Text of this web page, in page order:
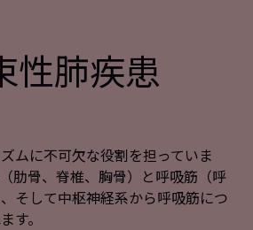
性肺疾患
ムに不可欠な役割を担っていま
肋骨、脊椎、胸骨）と呼吸筋（呼
そして中枢神経系から呼吸筋につ
す。